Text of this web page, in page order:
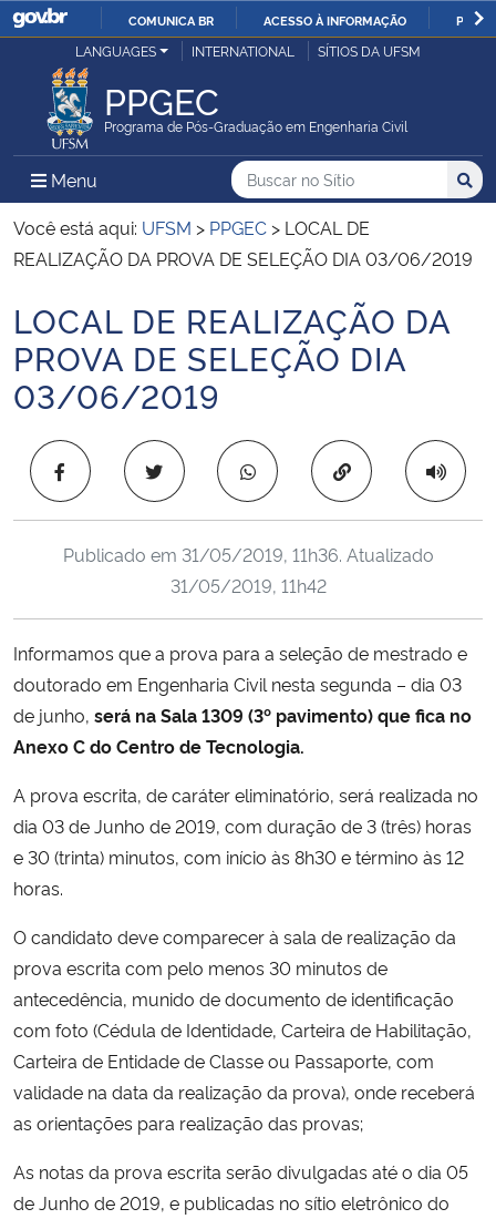
IR
COMUNICA BR ACESSO À INFORMAÇÃO
Ministério da Justiça e Segurança Pública
Ministério da Defesa
Ministério das Relações Exteriores
Ministério da Infraestrutura
Ministério da Agricultura, Pecuária e Abastecimento
Ministério da Educação
Ministério da Ciência, Tecnologia, Inovações e Comunicações
Ministério do Meio Ambiente
Ministério do Turismo
Ministério do Desenvolvimento Regional
Ministério da Mulher, da Família e dos Direitos Humanos
Secretaria-Geral
Secretaria de Governo
LANGUAGES INTERNATIONAL SÍTIOS DA UFSM
PPGEC
Programa de Pós-Graduação em Engenharia Civil
Menu Menu Principal do Sítio
Busca
Buscar no no Sítio
Busca:
Você está aqui: UFSM > PPGEC > LOCAL DE
REALIZAÇÃO DA PROVA DE SELEÇÃO DIA 03/06/2019
Início do conteúdo
LOCAL DE REALIZAÇÃO DA
PROVA DE SELEÇÃO DIA
03/06/2019
Copiar para área
Publicado em 31/05/2019, 11h36. Atualizado
31/05/2019, 11h42
Informamos que a prova para a seleção de mestrado e
doutorado em Engenharia Civil nesta segunda – dia 03
de junho, será na Sala 1309 (3º pavimento) que fica no
Anexo C do Centro de Tecnologia.
A prova escrita, de caráter eliminatório, será realizada no
dia 03 de Junho de 2019, com duração de 3 (três) horas
e 30 (trinta) minutos, com início às 8h30 e término às 12
horas.
O candidato deve comparecer à sala de realização da
prova escrita com pelo menos 30 minutos de
antecedência, munido de documento de identificação
com foto (Cédula de Identidade, Carteira de Habilitação,
Carteira de Entidade de Classe ou Passaporte, com
validade na data da realização da prova), onde receberá
as orientações para realização das provas;
As notas da prova escrita serão divulgadas até o dia 05
de Junho de 2019, e publicadas no sítio eletrônico do